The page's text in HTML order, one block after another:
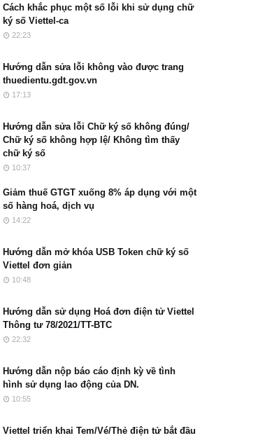
Cách khắc phục một số lỗi khi sử dụng chữ
ký số Viettel-ca
22:23
Hướng dẫn sửa lỗi không vào được trang
thuedientu.gdt.gov.vn
17:13
Hướng dẫn sửa lỗi Chữ ký số không đúng/
Chữ ký số không hợp lệ/ Không tìm thấy
chữ ký số
10:37
Giảm thuế GTGT xuống 8% áp dụng với một
số hàng hoá, dịch vụ
14:22
Hướng dẫn mở khóa USB Token chữ ký số
Viettel đơn giản
10:48
Hướng dẫn sử dụng Hoá đơn điện tử Viettel
Thông tư 78/2021/TT-BTC
22:32
Hướng dẫn nộp báo cáo định kỳ về tình
hình sử dụng lao động của DN.
10:55
Viettel triển khai Tem/Vé/Thẻ điện tử bắt đầu